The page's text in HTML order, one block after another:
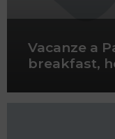
Vacanze a
breakfast,